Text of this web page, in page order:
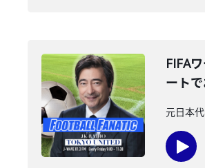
FIFA
ートで
元日本